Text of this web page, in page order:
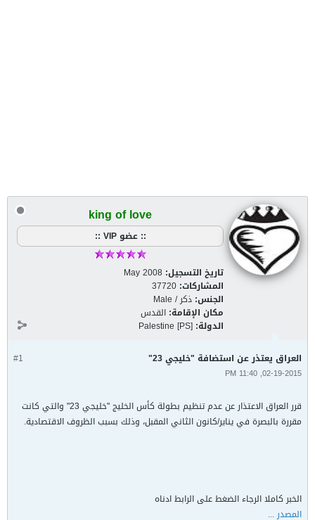
king of love
:: عضو VIP ::
تاريخ التسجيل: May 2008
المشاركات: 37720
الجنس: ذكر / Male
مكان الإقامة: القدس
الدولة: Palestine [PS]
#1 العراق يعتذر عن استضافة "خليجي 23"
02-19-2015, 11:40 PM
قرر العراق الاعتذار عن عدم تنظيم بطولة كأس الخليج "خليجي 23" والتي كانت
مقررة بالبصرة في يناير/كانون الثاني المقبل، وذلك بسبب الظروف الاقتصادية.
الخبر كاملا الرجاء الضغط على الرابط ادناه
المصدر ...